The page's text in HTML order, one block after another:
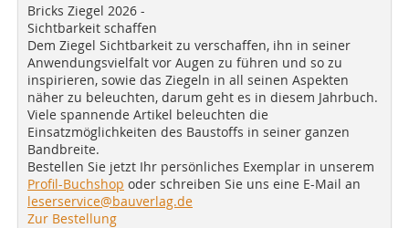
Bricks Ziegel 2026 -
Sichtbarkeit schaffen
Dem Ziegel Sichtbarkeit zu verschaffen, ihn in seiner
Anwendungsvielfalt vor Augen zu führen und so zu
inspirieren, sowie das Ziegeln in all seinen Aspekten
näher zu beleuchten, darum geht es in diesem Jahrbuch.
Viele spannende Artikel beleuchten die
Einsatzmöglichkeiten des Baustoffs in seiner ganzen
Bandbreite.
Bestellen Sie jetzt Ihr persönliches Exemplar in unserem
Profil-Buchshop oder schreiben Sie uns eine E-Mail an
leserservice@bauverlag.de
Zur Bestellung